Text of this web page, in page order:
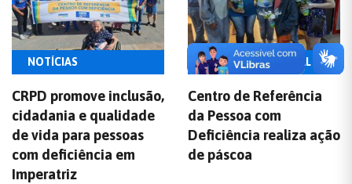
NOTÍCIAS
CRPD promove inclusão,
cidadania e qualidade
de vida para pessoas
com deficiência em
Imperatriz
ASSISTÊNCIA SOCIAL
Centro de Referência
da Pessoa com
Deficiência realiza ação
de páscoa